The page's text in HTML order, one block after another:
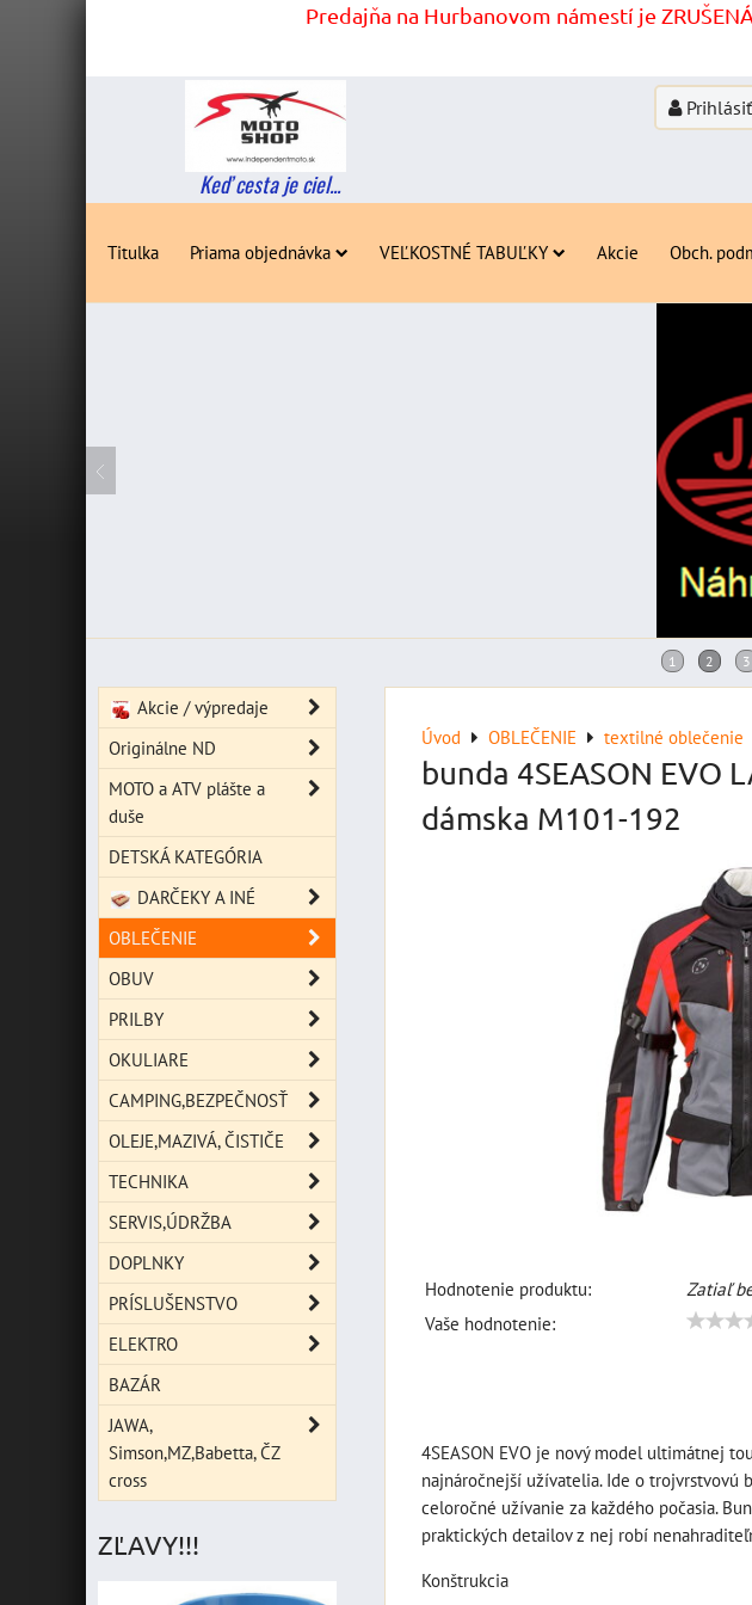
Predajňa na Hurbanovom námestí je
Keď cesta je ciel...
Titulka Priama objednávka VEĽKOSTNÉ TABUĽKY Akcie Obch.
Úvod OBLEČENIE textilné oblečenie
bunda 4SEASON EVO
dámska M101-192
Hodnotenie produktu:
Zatiaľ
Vaše hodnotenie:
4SEASON EVO je nový model ultimátnej
najnáročnejší užívatelia. Ide o trojvrstvovú
celoročné užívanie za každého počasia.
praktických detailov z nej robí
Konštrukcia
Akcie / výpredaje
Originálne ND
MOTO a ATV plášte a
duše
DETSKÁ KATEGÓRIA
DARČEKY A INÉ
OBLEČENIE
OBUV
PRILBY
OKULIARE
CAMPING,BEZPEČNOSŤ
OLEJE,MAZIVÁ, ČISTIČE
TECHNIKA
SERVIS,ÚDRŽBA
DOPLNKY
PRÍSLUŠENSTVO
ELEKTRO
BAZÁR
JAWA,
Simson,MZ,Babetta, ČZ
cross
ZĽAVY!!!